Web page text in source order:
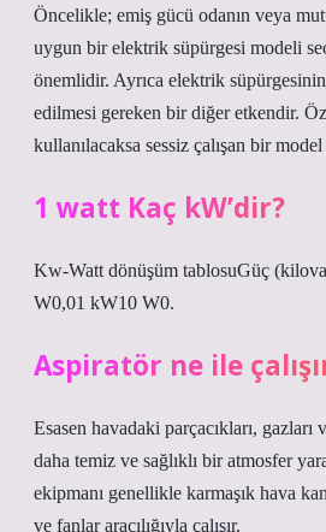
Öncelikle; emiş gücü odanın veya
uygun bir elektrik süpürgesi modeli
önemlidir. Ayrıca elektrik
edilmesi gereken bir diğer etkendir.
kullanılacaksa sessiz çalışan bir
1 watt Kaç kW’dir?
Kw-Watt dönüşüm tablosuGüç
W0,01 kW10 W0.
Aspiratör ne ile
Esasen havadaki parçacıkları, gazları
daha temiz ve sağlıklı bir atmosfer
ekipmanı genellikle karmaşık hava
ve fanlar aracılığıyla çalışır.